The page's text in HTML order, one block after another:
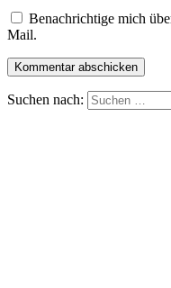
Benachrichtige mich
Mail.
Suchen nach: